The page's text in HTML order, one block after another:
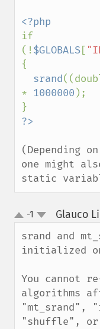
if
(!$GLOBALS[
{
srand
* 1000000 );
(Depending
one might
static
up
down
-1 Glauco
srand and
initialized
You cannot
algorithms
"mt_srand",
"shuffle", or